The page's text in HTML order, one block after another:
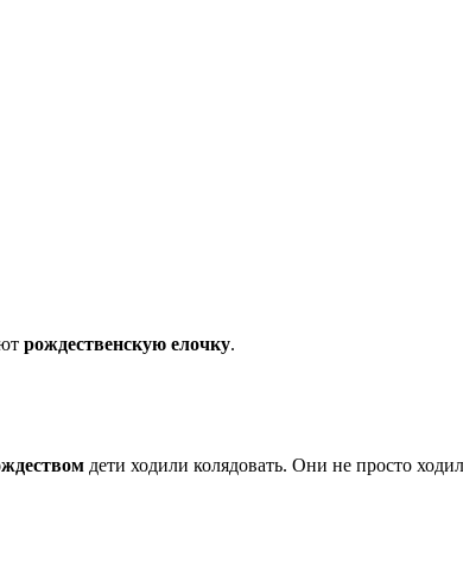
рождественскую елочку.
дети ходили колядовать. Они не просто